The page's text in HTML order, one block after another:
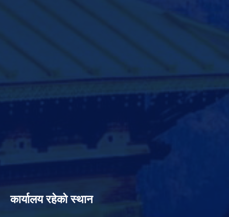
कार्यालय रहेको स्थान